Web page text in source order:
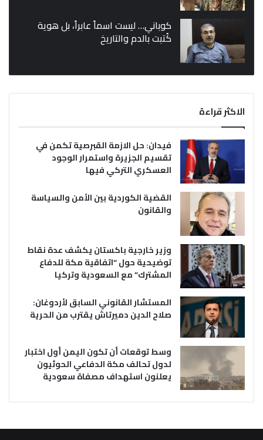
كوباني… ليست اسماً عابراً، بل هوية
كُتبت بالدم والتاريخ
الاكثر قراءة
فيدان: حل الازمة القبرصية تكمن في
تقسيم الجزيرة واستمرار الوجود
العسكري التركي فيها
القضية الكوردية بين الأمن والسياسة
والقانون
وزير خارجية باكستان يكشف عدة نقاط
توضيحية حول “اتفاقية مكة للدفاع
المشترك” مع السعودية وتركيا
المستشار القانوني السابق لأردوغان:
صلاح الدين دميرتاش يقترب من الحرية
وسط توقعات أن تكون اليمن أول اختبار
لدول تحالف مكة الدفاعي الحوثيون
يعلنون استهداف مصفاة سعودية